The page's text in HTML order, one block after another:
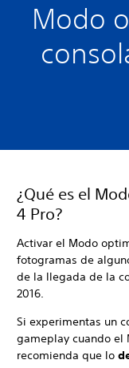
Modo
¿Qué es el
4 Pro?
Activar el Modo
fotogramas de
de la llegada de la
2016.
Si experimentas un
gameplay cuando el
recomienda que lo